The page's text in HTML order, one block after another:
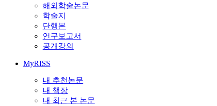
해외학술논문
학술지
단행본
연구보고서
공개강의
MyRISS
내 추천논문
내 책장
내 최근 본 논문